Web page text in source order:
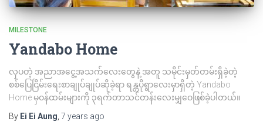
MILESTONE
Yandabo Home
လှပတဲ့ အညာအငွေ့အသက်လေးတွေနဲ့ အတူ သမိုင်းမှတ်တမ်းရှိခဲ့တဲ့
စစ်ပြေငြိမ်းရေးစာချုပ်ချုပ်ဆိုခဲ့ရာ ရန္တပိုရွာလေးမှာရှိတဲ့ Yandabo
Home မှဝန်ထမ်းများကို ၃ရက်တာသင်တန်းလေးမျှဝေဖြစ်ခဲ့ပါတယ်။
By Ei Ei Aung 7 years ago